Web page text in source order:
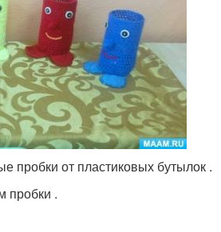
пробки от пластиковых бутылок .
пробки .